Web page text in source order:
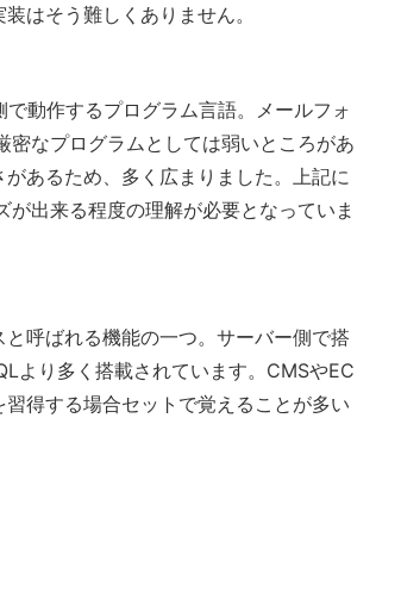
はそう難しくありません。
動作するプログラム言語。メールフォ
なプログラムとしては弱いところがあ
あるため、多く広まりました。上記に
出来る程度の理解が必要となっていま
呼ばれる機能の一つ。サーバー側で搭
より多く搭載されています。CMSやEC
得する場合セットで覚えることが多い